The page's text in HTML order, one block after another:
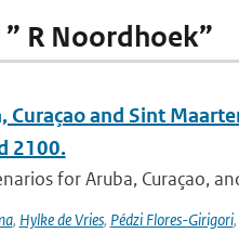
R Noordhoek”
Curaçao and Sint
2100.
for Aruba, Curaçao,
, Hylke de Vries, Pédzi Flores-Girigori,